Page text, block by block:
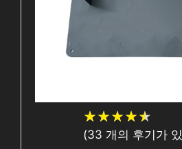
★★★★★
★★★★★
(33 개의 후기가